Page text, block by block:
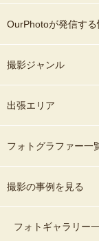
OurPhotoが発信す
撮影ジャンル
出張エリア
フォトグラファー一
撮影の事例を見る
フォトギャラリー